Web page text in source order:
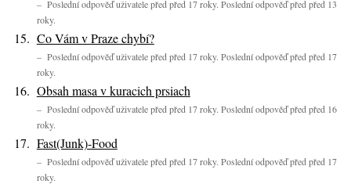
– Poslední odpověď uživatele před před 17 roky. Poslední odpověď před před 13
roky.
Co Vám v Praze chybí?
– Poslední odpověď uživatele před před 17 roky. Poslední odpověď před před 17
roky.
Obsah masa v kuracich prsiach
– Poslední odpověď uživatele před před 17 roky. Poslední odpověď před před 16
roky.
Fast(Junk)-Food
– Poslední odpověď uživatele před před 17 roky. Poslední odpověď před před 17
roky.